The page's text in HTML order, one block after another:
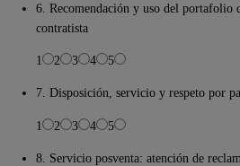
6. Recomendación y uso del portafolio
contratista
1 2 3 4 5
7. Disposición, servicio y respeto por
1 2 3 4 5
8. Servicio posventa: atención de